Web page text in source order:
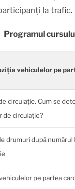
la trafic.
Programul
vehiculelor pe
circulație. Cum se
de circulație?
drumuri după numărul
pe partea